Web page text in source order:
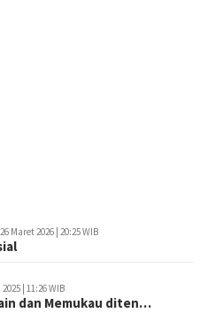
Maret 2026 | 20:25 WIB
| 11:26 WIB
dan Memukau diten…